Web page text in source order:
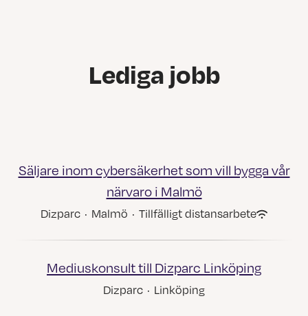
Lediga jobb
Säljare inom cybersäkerhet som vill bygga vår
närvaro i Malmö
Dizparc · Malmö · Tillfälligt distansarbete
Mediuskonsult till Dizparc Linköping
Dizparc · Linköping